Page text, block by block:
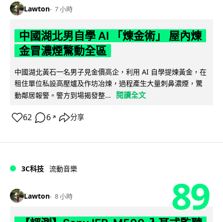
Lawton 7 小時
中國湖北男自學 AI 「煉金術」 屋內煉
金冒濃煙驚動全區
中國湖北黃石一名男子見金價高企，利用 AI 自學提煉黃金，在
租住單位私設高壓爐及作坊冶煉，過程產生大量刺鼻濃煙，驚
動鄰居報警。警方到場揭發整...
閱讀全文
62 6 ↗ 分享
3C科技 流動音樂
Lawton 8 小時 89